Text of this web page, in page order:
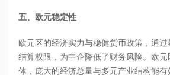
五、欧元稳定性
欧元区的经济实力与稳健货币政策，通
结算权限，为中企降低了财务风险。欧
体，庞大的经济总量与多元产业结构能